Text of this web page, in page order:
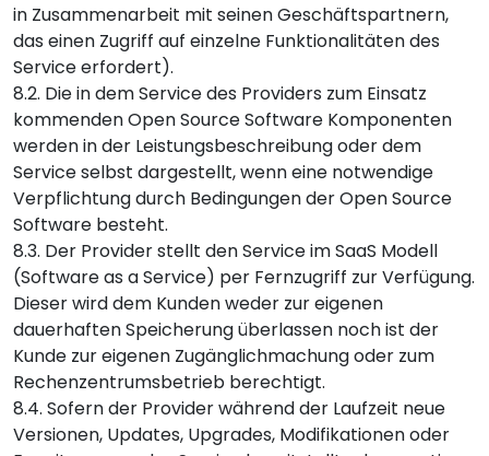
in Zusammenarbeit mit seinen Geschäftspartnern,
das einen Zugriff auf einzelne Funktionalitäten des
Service erfordert).
8.2. Die in dem Service des Providers zum Einsatz
kommenden Open Source Software Komponenten
werden in der Leistungsbeschreibung oder dem
Service selbst dargestellt, wenn eine notwendige
Verpflichtung durch Bedingungen der Open Source
Software besteht.
8.3. Der Provider stellt den Service im SaaS Modell
(Software as a Service) per Fernzugriff zur Verfügung.
Dieser wird dem Kunden weder zur eigenen
dauerhaften Speicherung überlassen noch ist der
Kunde zur eigenen Zugänglichmachung oder zum
Rechenzentrumsbetrieb berechtigt.
8.4. Sofern der Provider während der Laufzeit neue
Versionen, Updates, Upgrades, Modifikationen oder